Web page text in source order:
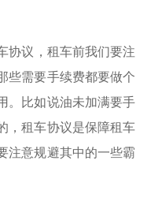
协议，租车前我们要注
些需要手续费都要做个
。比如说油未加满要手
，租车协议是保障租车
注意规避其中的一些霸